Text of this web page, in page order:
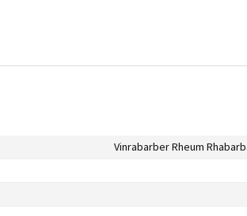
Vinrabarber Rheum